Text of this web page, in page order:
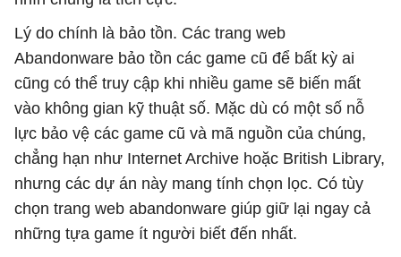
Lý do chính là bảo tồn. Các trang web
Abandonware bảo tồn các game cũ để bất kỳ ai
cũng có thể truy cập khi nhiều game sẽ biến mất
vào không gian kỹ thuật số. Mặc dù có một số nỗ
lực bảo vệ các game cũ và mã nguồn của chúng,
chẳng hạn như Internet Archive hoặc British Library,
nhưng các dự án này mang tính chọn lọc. Có tùy
chọn trang web abandonware giúp giữ lại ngay cả
những tựa game ít người biết đến nhất.